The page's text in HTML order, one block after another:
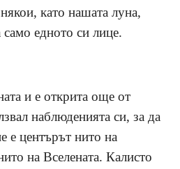
като нашата луна,
само едното си лице.
и е открита още от
наблюденията си, за да
е центърът нито на
на Вселената. Калисто